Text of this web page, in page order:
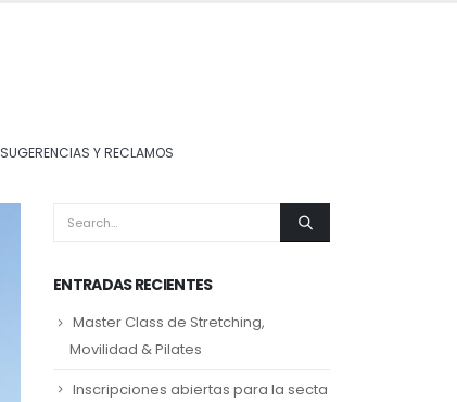
SUGERENCIAS Y RECLAMOS
ENTRADAS RECIENTES
Master Class de Stretching,
Movilidad & Pilates
Inscripciones abiertas para la secta